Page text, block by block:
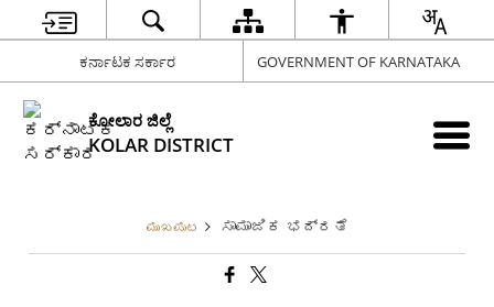
ಕರ್ನಾಟಕ ಸರ್ಕಾರ GOVERNMENT OF KARNATAKA
ಕೋಲಾರ ಜಿಲ್ಲೆ
KOLAR DISTRICT
ಮುಖಪುಟ ಸಾಮಾಜಿಕ ಭದ್ರತೆ